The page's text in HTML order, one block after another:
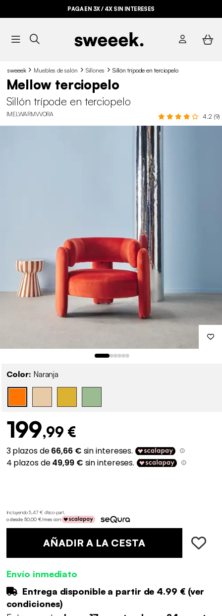
PAGA EN 3X / 4X SIN INTERESES
sweeek Muebles de salón Sillones Sillón trípode en terciopelo
Mellow terciopelo
Sillón trípode en terciopelo
IMELWARMVVORA 4.2 (9)
Color: Naranja
199,99 €
Incluyendo 5,47 € d'éco-part.
o desde 50,00 €/mes con
AÑADIR A LA CESTA
Envío inmediato
Entrega disponible a partir de 4.99 €(ver
condiciones)